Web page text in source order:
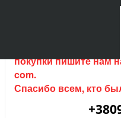
Интернет магазин
покупки пишите нам
com.
Спасибо всем, кто